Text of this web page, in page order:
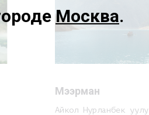
Мээрман
Айкол Нурланбек уулу
Москва.